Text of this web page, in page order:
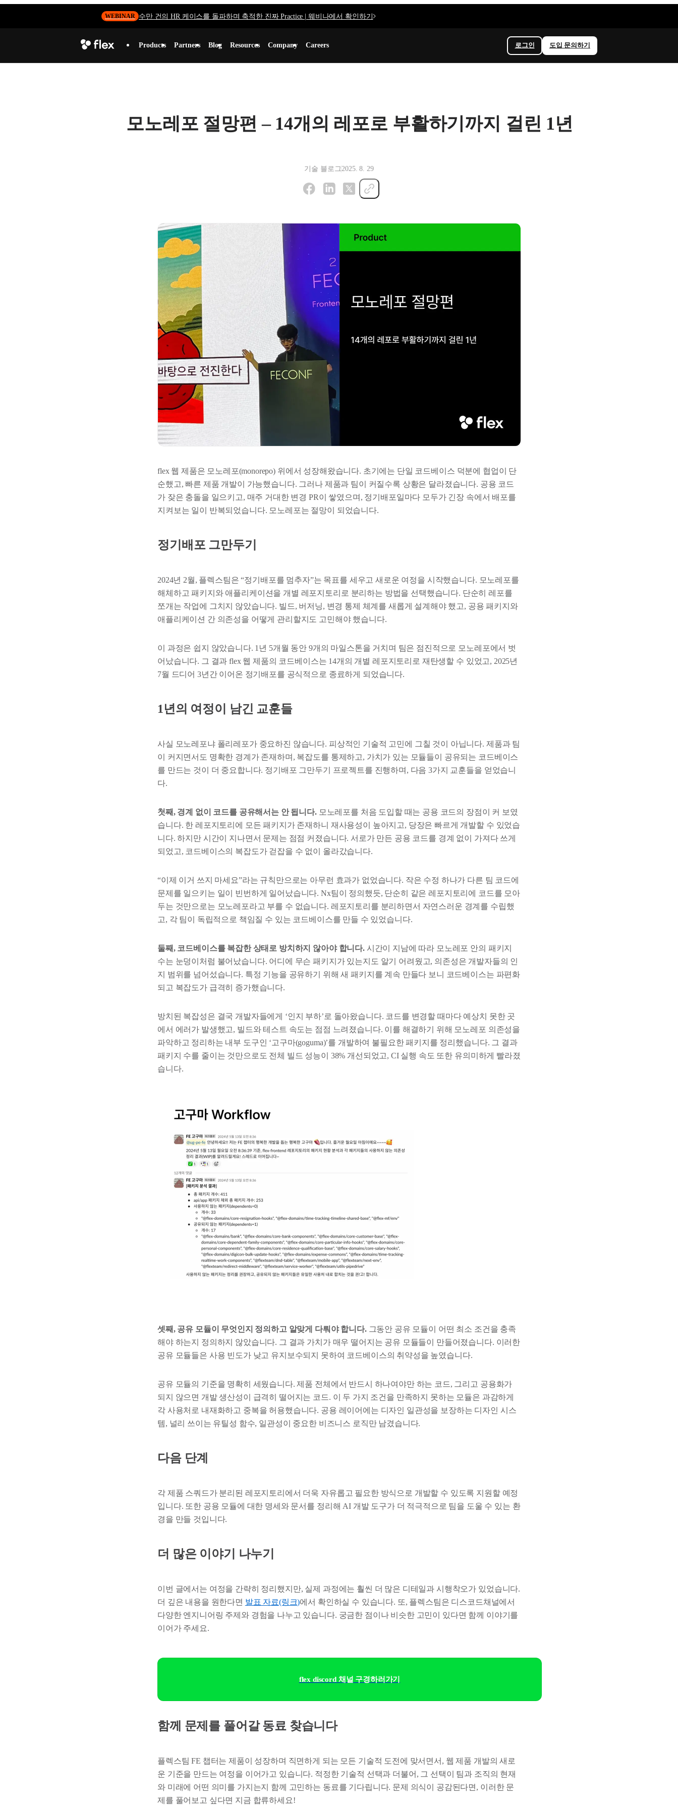
WEBINAR 수만 건의 HR 케이스를 돌파하며 축적한 진짜 Practice | 웨비나에서 확인하기
Products Partners Blog Resources Company Careers 로그인 도입 문의하기
모노레포 절망편 – 14개의 레포로 부활하기까지 걸린 1년
기술 블로그2025. 8. 29
flex 웹 제품은 모노레포(monorepo) 위에서 성장해왔습니다. 초기에는 단일 코드베이스 덕분에 협업이 단
순했고, 빠른 제품 개발이 가능했습니다. 그러나 제품과 팀이 커질수록 상황은 달라졌습니다. 공용 코드
가 잦은 충돌을 일으키고, 매주 거대한 변경 PR이 쌓였으며, 정기배포일마다 모두가 긴장 속에서 배포를
지켜보는 일이 반복되었습니다. 모노레포는 절망이 되었습니다.
정기배포 그만두기
2024년 2월, 플렉스팀은 “정기배포를 멈추자”는 목표를 세우고 새로운 여정을 시작했습니다. 모노레포를
해체하고 패키지와 애플리케이션을 개별 레포지토리로 분리하는 방법을 선택했습니다. 단순히 레포를
쪼개는 작업에 그치지 않았습니다. 빌드, 버저닝, 변경 통제 체계를 새롭게 설계해야 했고, 공용 패키지와
애플리케이션 간 의존성을 어떻게 관리할지도 고민해야 했습니다.
이 과정은 쉽지 않았습니다. 1년 5개월 동안 9개의 마일스톤을 거치며 팀은 점진적으로 모노레포에서 벗
어났습니다. 그 결과 flex 웹 제품의 코드베이스는 14개의 개별 레포지토리로 재탄생할 수 있었고, 2025년
7월 드디어 3년간 이어온 정기배포를 공식적으로 종료하게 되었습니다.
1년의 여정이 남긴 교훈들
사실 모노레포냐 폴리레포가 중요하진 않습니다. 피상적인 기술적 고민에 그칠 것이 아닙니다. 제품과 팀
이 커지면서도 명확한 경계가 존재하며, 복잡도를 통제하고, 가치가 있는 모듈들이 공유되는 코드베이스
를 만드는 것이 더 중요합니다. 정기배포 그만두기 프로젝트를 진행하며, 다음 3가지 교훈들을 얻었습니
다.
첫째, 경계 없이 코드를 공유해서는 안 됩니다.모노레포를 처음 도입할 때는 공용 코드의 장점이 커 보였
습니다. 한 레포지토리에 모든 패키지가 존재하니 재사용성이 높아지고, 당장은 빠르게 개발할 수 있었습
니다. 하지만 시간이 지나면서 문제는 점점 커졌습니다. 서로가 만든 공용 코드를 경계 없이 가져다 쓰게
되었고, 코드베이스의 복잡도가 걷잡을 수 없이 올라갔습니다.
“이제 이거 쓰지 마세요”라는 규칙만으로는 아무런 효과가 없었습니다. 작은 수정 하나가 다른 팀 코드에
문제를 일으키는 일이 빈번하게 일어났습니다. Nx팀이 정의했듯, 단순히 같은 레포지토리에 코드를 모아
두는 것만으로는 모노레포라고 부를 수 없습니다. 레포지토리를 분리하면서 자연스러운 경계를 수립했
고, 각 팀이 독립적으로 책임질 수 있는 코드베이스를 만들 수 있었습니다.
둘째, 코드베이스를 복잡한 상태로 방치하지 않아야 합니다.시간이 지남에 따라 모노레포 안의 패키지
수는 눈덩이처럼 불어났습니다. 어디에 무슨 패키지가 있는지도 알기 어려웠고, 의존성은 개발자들의 인
지 범위를 넘어섰습니다. 특정 기능을 공유하기 위해 새 패키지를 계속 만들다 보니 코드베이스는 파편화
되고 복잡도가 급격히 증가했습니다.
방치된 복잡성은 결국 개발자들에게 ‘인지 부하’로 돌아왔습니다. 코드를 변경할 때마다 예상치 못한 곳
에서 에러가 발생했고, 빌드와 테스트 속도는 점점 느려졌습니다. 이를 해결하기 위해 모노레포 의존성을
파악하고 정리하는 내부 도구인 ‘고구마(goguma)’를 개발하여 불필요한 패키지를 정리했습니다. 그 결과
패키지 수를 줄이는 것만으로도 전체 빌드 성능이 38% 개선되었고, CI 실행 속도 또한 유의미하게 빨라졌
습니다.
셋째, 공유 모듈이 무엇인지 정의하고 알맞게 다뤄야 합니다.그동안 공유 모듈이 어떤 최소 조건을 충족
해야 하는지 정의하지 않았습니다. 그 결과 가치가 매우 떨어지는 공유 모듈들이 만들어졌습니다. 이러한
공유 모듈들은 사용 빈도가 낮고 유지보수되지 못하여 코드베이스의 취약성을 높였습니다.
공유 모듈의 기준을 명확히 세웠습니다. 제품 전체에서 반드시 하나여야만 하는 코드, 그리고 공용화가
되지 않으면 개발 생산성이 급격히 떨어지는 코드. 이 두 가지 조건을 만족하지 못하는 모듈은 과감하게
각 사용처로 내재화하고 중복을 허용했습니다. 공용 레이어에는 디자인 일관성을 보장하는 디자인 시스
템, 널리 쓰이는 유틸성 함수, 일관성이 중요한 비즈니스 로직만 남겼습니다.
다음 단계
각 제품 스쿼드가 분리된 레포지토리에서 더욱 자유롭고 필요한 방식으로 개발할 수 있도록 지원할 예정
입니다. 또한 공용 모듈에 대한 명세와 문서를 정리해 AI 개발 도구가 더 적극적으로 팀을 도울 수 있는 환
경을 만들 것입니다.
더 많은 이야기 나누기
이번 글에서는 여정을 간략히 정리했지만, 실제 과정에는 훨씬 더 많은 디테일과 시행착오가 있었습니다.
더 깊은 내용을 원한다면 발표 자료(링크)에서 확인하실 수 있습니다. 또, 플렉스팀은 디스코드채널에서
다양한 엔지니어링 주제와 경험을 나누고 있습니다. 궁금한 점이나 비슷한 고민이 있다면 함께 이야기를
이어가 주세요.
flex discord 채널 구경하러가기
함께 문제를 풀어갈 동료 찾습니다
플렉스팀 FE 챕터는 제품이 성장하며 직면하게 되는 모든 기술적 도전에 맞서면서, 웹 제품 개발의 새로
운 기준을 만드는 여정을 이어가고 있습니다. 적정한 기술적 선택과 더불어, 그 선택이 팀과 조직의 현재
와 미래에 어떤 의미를 가지는지 함께 고민하는 동료를 기다립니다. 문제 의식이 공감된다면, 이러한 문
제를 풀어보고 싶다면 지금 합류하세요!